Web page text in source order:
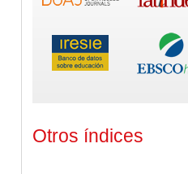
Otros índices